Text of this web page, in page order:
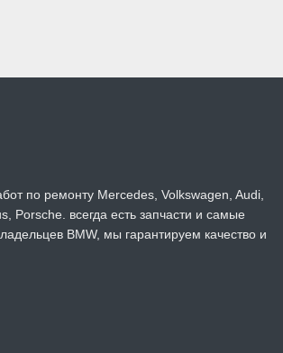
по ремонту Mercedes, Volkswagen, Audi,
Porsche. всегда есть запчасти и самые
BMW, мы гарантируем качество и